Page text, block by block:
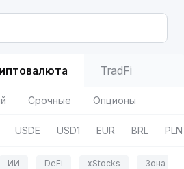
TradFi
Срочные Опционы
USDE USD1 EUR BRL PLN
ИИ DeFi xStocks Зона